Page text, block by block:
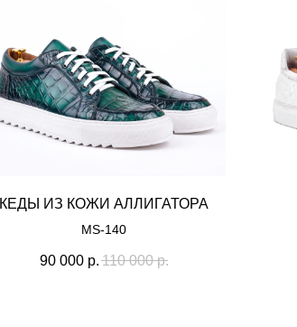
КЕДЫ ИЗ КОЖИ АЛЛИГАТОРА
MS-140
90 000 р. 110 000 р.